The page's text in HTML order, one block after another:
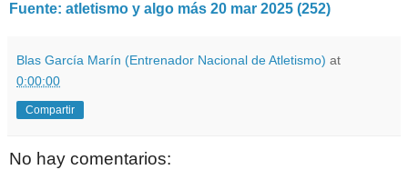
Fuente: atletismo y algo más 20 mar 2025 (252)
Blas García Marín (Entrenador Nacional de Atletismo) at
0:00:00
Compartir
No hay comentarios: